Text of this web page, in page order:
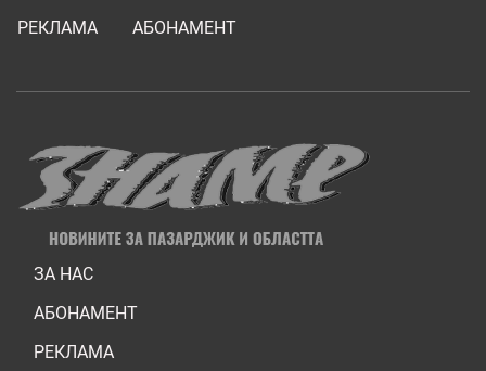
РЕКЛАМА
АБОНАМЕНТ
ЗА НАС
АБОНАМЕНТ
РЕКЛАМА